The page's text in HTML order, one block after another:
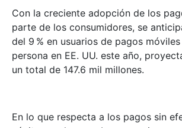
Con la creciente adopción de los
parte de los consumidores, se
del 9 % en usuarios de pagos
persona en EE. UU. este año,
un total de 147.6 mil millones.
En lo que respecta a los pagos sin